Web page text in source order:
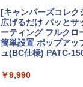
AIRLINE（エアライ
集】ボーイング110周
￥1,760
A26 地球の歩き方 チ
ァキア 2026～2027
[キャンパーズコレク
広げるだけ パッとサ
ーティング フルクロ
簡単設置 ポップアッ
ュ(BC仕様) PATC-
￥9,990